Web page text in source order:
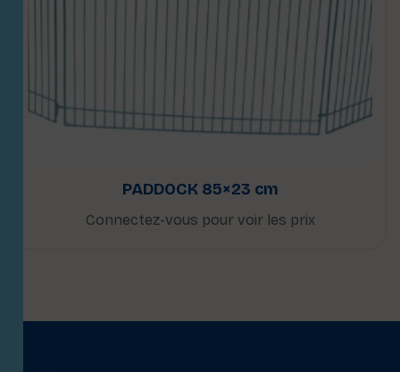
PADDOCK 85×23 cm
Connectez-vous pour voir les prix